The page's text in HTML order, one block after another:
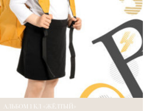
АЛЬБОМ 1 КЛ «ЖЁЛТЫЙ»